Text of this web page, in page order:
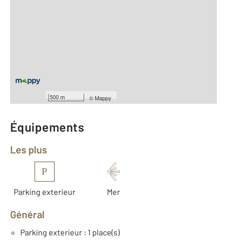
500 m ©Mappy
Type de construction : Traditionnelle
Année construction : 1980
Équipements
Les plus
P
Parking exterieur Mer
Général
Parking exterieur : 1 place(s)